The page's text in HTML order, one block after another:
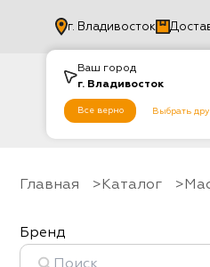
Ваш город
г. Владивосток
Все верно Выбрать
г. Владивосток
Главная Каталог
Бренд